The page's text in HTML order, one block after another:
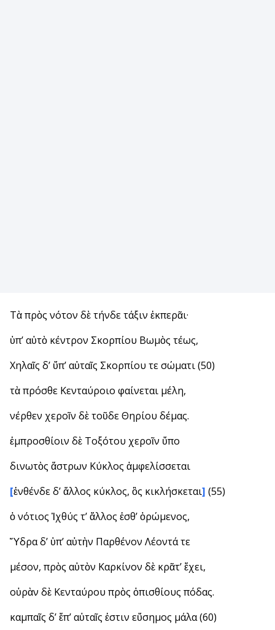
Τὰ πρὸς νότον δὲ τήνδε τάξιν ἐκπερᾶι·
ὑπ’ αὐτὸ κέντρον Σκορπίου Βωμὸς τέως,
Χηλαῖς δ’ ὕπ’ αὐταῖς Σκορπίου τε σώματι (50)
τὰ πρόσθε Κενταύροιο φαίνεται μέλη,
νέρθεν χεροῖν δὲ τοῦδε Θηρίου δέμας.
ἐμπροσθίοιν δὲ Τοξότου χεροῖν ὕπο
δινωτὸς ἄστρων Κύκλος ἀμφελίσσεται
[ἐνθένδε δ’ ἄλλος κύκλος, ὃς κικλήσκεται] (55)
ὁ νότιος Ἰχθύς τ’ ἄλλος ἐσθ’ ὁρώμενος,
Ὕδρα δ’ ὑπ’ αὐτὴν Παρθένον Λέοντά τε
μέσον, πρὸς αὐτὸν Καρκίνον δὲ κρᾶτ’ ἔχει,
οὐρὰν δὲ Κενταύρου πρὸς ὀπισθίους πόδας.
καμπαῖς δ’ ἔπ’ αὐταῖς ἐστιν εὔσημος μάλα (60)